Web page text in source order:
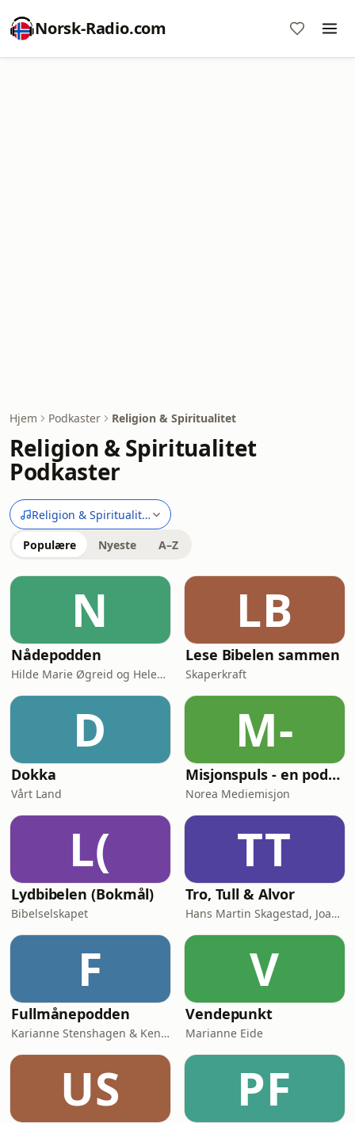
Norsk-Radio.com
Hjem Podkaster Religion & Spiritualitet
Religion & Spiritualitet
Podkaster
Religion & Spiritualitet
Populære Nyeste A–Z
N
Nådepodden
Hilde Marie Øgreid og Helene Benedikte Granum-Aanestad
LB
Lese Bibelen sammen
Skaperkraft
D
Dokka
Vårt Land
M-
Misjonspuls - en podcast om unådde folkegrupper
Norea Mediemisjon
L(
Lydbibelen (Bokmål)
Bibelselskapet
TT
Tro, Tull & Alvor
Hans Martin Skagestad, Joachim Tengesdal, Arthur Robertsen
F
Fullmånepodden
Karianne Stenshagen & Kenneth Sørensen
V
Vendepunkt
Marianne Eide
US PF